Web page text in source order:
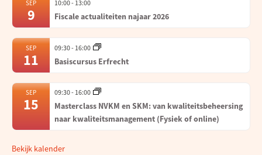
SEP
9
10:00- 13:00
Fiscale actualiteiten najaar 2026
SEP
11
09:30- 16:00
Basiscursus Erfrecht
SEP
15
09:30- 16:00
Masterclass NVKM en SKM: van kwaliteitsbeheersing
naar kwaliteitsmanagement (Fysiek of online)
Bekijk kalender